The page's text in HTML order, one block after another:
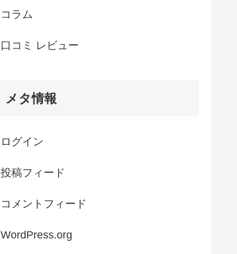
コラム
口コミ レビュー
メタ情報
ログイン
投稿フィード
コメントフィード
WordPress.org